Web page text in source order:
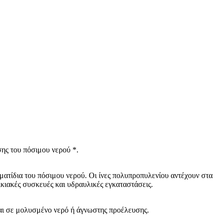
του πόσιμου νερού *.
του πόσιμου νερού. Οι ίνες πολυπροπυλενίου αντέχουν στα
συσκευές και υδραυλικές εγκαταστάσεις.
σε μολυσμένο νερό ή άγνωστης προέλευσης.